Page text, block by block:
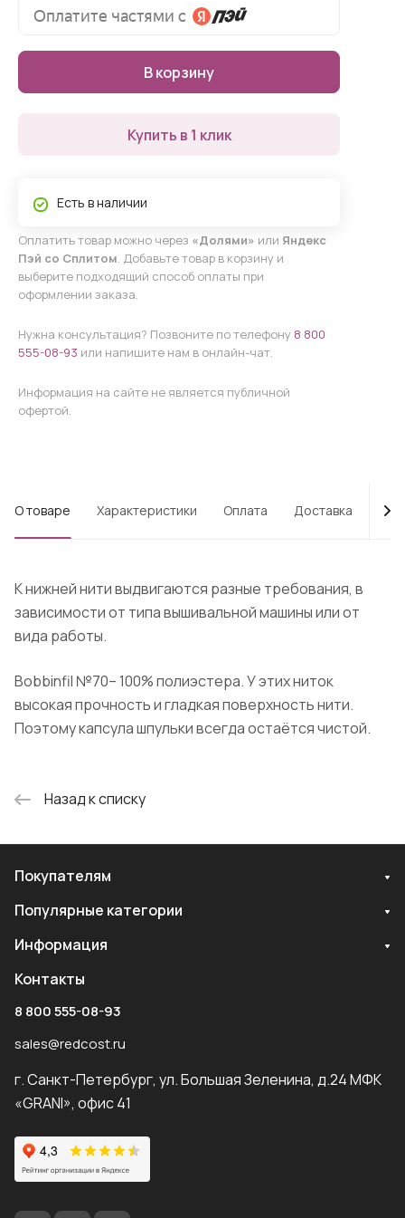
В корзину
Купить в 1 клик
Есть в наличии
Оплатить товар можно через «Долями» или Яндекс
Пэй со Сплитом. Добавьте товар в корзину и
выберите подходящий способ оплаты при
оформлении заказа.
Нужна консультация? Позвоните по телефону 8 800
555-08-93 или напишите нам в онлайн-чат.
Информация на сайте не является публичной
офертой.
О товаре Характеристики Оплата Доставка
К нижней нити выдвигаются разные требования, в
зависимости от типа вышивальной машины или от
вида работы.
Bobbinfil №70– 100% полиэстера. У этих ниток
высокая прочность и гладкая поверхность нити.
Поэтому капсула шпульки всегда остаётся чистой.
Назад к списку
Покупателям
Популярные категории
Информация
Контакты
8 800 555-08-93
sales@redcost.ru
г. Санкт-Петербург, ул. Большая Зеленина, д.24 МФК
«GRANI», офис 41